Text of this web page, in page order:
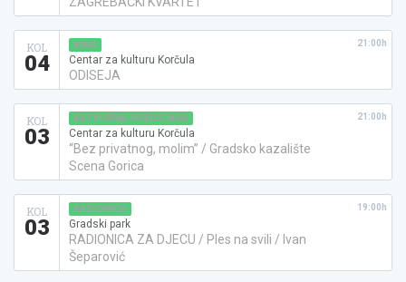
KOL
04
KINO
Centar za kulturu Korčula
ODISEJA
21:00h
KOL
03
KAZALIŠNA PREDSTAVA
Centar za kulturu Korčula
“Bez privatnog, molim” / Gradsko kazalište
Scena Gorica
21:00h
KOL
03
RADIONICA
Gradski park
RADIONICA ZA DJECU / Ples na svili / Ivan
Šeparović
19:00h